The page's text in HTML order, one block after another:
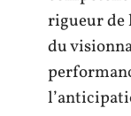
rigueur de
du